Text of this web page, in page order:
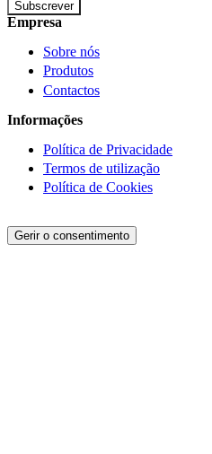
Subscrever
Empresa
Sobre nós
Produtos
Contactos
Informações
Política de Privacidade
Termos de utilização
Política de Cookies
Gerir o consentimento